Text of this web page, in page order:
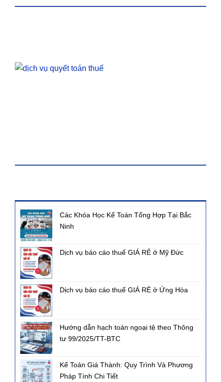
Các Khóa Học Kế Toán Tổng Hợp Tại Bắc
Ninh
Dịch vụ báo cáo thuế GIÁ RẺ ở Mỹ Đức
Dịch vụ báo cáo thuế GIÁ RẺ ở Ứng Hòa
Hướng dẫn hạch toán ngoại tệ theo Thông
tư 99/2025/TT-BTC
Kế Toán Giá Thành: Quy Trình Và Phương
Pháp Tính Chi Tiết